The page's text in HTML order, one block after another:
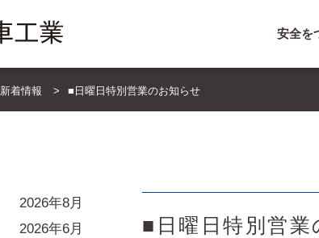
安全を
新着情報 ■日曜日特別営業のお知らせ
■日曜日特別営業
2026年8月
2026年6月